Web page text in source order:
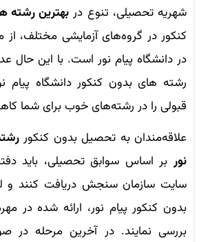
شهریه تحصیلی، تنوع در بهترین رشته
کنکور در گروه‌های آزمایشی مختلف،
در دانشگاه پیام نور است. با این حال
رشته های بدون کنکور دانشگاه پیام
قبولی را در رشته‌های خوب برای شما
علاقه‌مندان به تحصیل بدون کنکور
نور بر اساس سوابق تحصیلی، باید
سایت سازمان سنجش دریافت کنند
بدون کنکور پیام نور، ارائه شده در
بررسی نمایند. در آخرین مرحله در